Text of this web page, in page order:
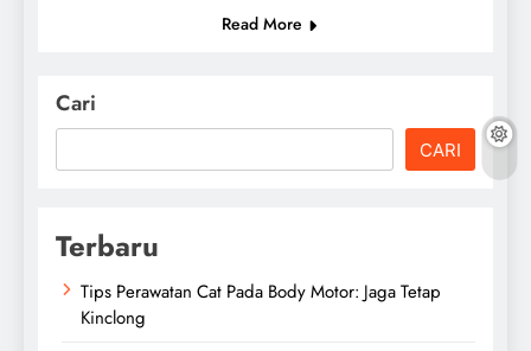
Read More
Cari
CARI
Terbaru
Tips Perawatan Cat Pada Body Motor: Jaga Tetap
Kinclong